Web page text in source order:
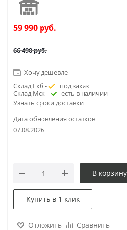
59 990 руб.
66 490руб.
Хочу дешевле
Склад Екб -
под заказ
Склад Мск -
есть в наличии
Узнать сроки доставки
Дата обновления остатков
07.08.2026
В корзину
Купить в 1 клик
Отложить Сравнить